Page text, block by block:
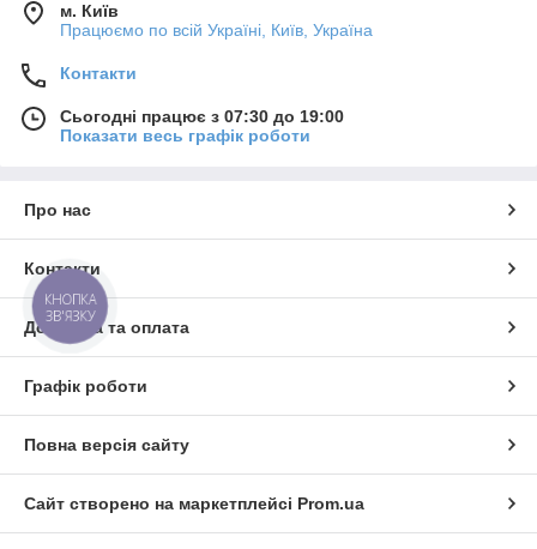
м. Київ
Працюємо по всій Україні, Київ, Україна
Контакти
Сьогодні працює з 07:30 до 19:00
Показати весь графік роботи
Про нас
Контакти
Доставка та оплата
Графік роботи
Повна версія сайту
Сайт створено на маркетплейсі Prom.ua
КНОПКА
ЗВ'ЯЗКУ